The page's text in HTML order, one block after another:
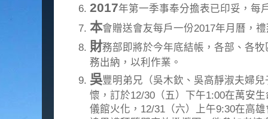
2017年第一季事奉分擔表已印妥，每
本會贈送會友每戶一份2017年月曆，
財務部即將於今年底結帳，各部、各
務出納，以利作業。
吳豐明弟兄（吳木欽、吳高靜淑夫婦
懷，訂於12/30（五）下午1:00在萬安
儀館火化，12/31（六）上午9:30在高